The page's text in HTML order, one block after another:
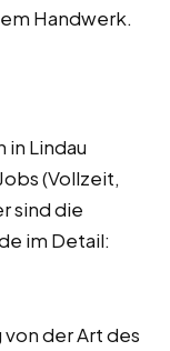
Handwerk.
Lindau
(Vollzeit,
sind die
im Detail:
der Art des